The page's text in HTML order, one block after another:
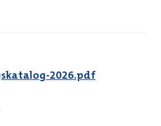
2026.pdf